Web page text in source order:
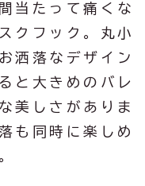
当たって痛くな
クフック。丸小
洒落なデザイン
と大きめのバレ
美しさがありま
も同時に楽しめ